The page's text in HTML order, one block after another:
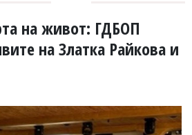
на живот: ГДБОП
на Златка Райкова и